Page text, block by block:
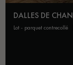
DALLES DE
lot - parquet contrecollé